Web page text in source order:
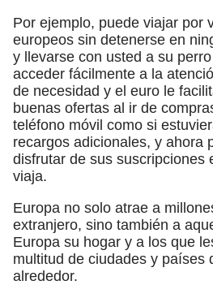
Por ejemplo, puede viajar por
europeos sin detenerse en
y llevarse con usted a su
acceder fácilmente a la
de necesidad y el euro le
buenas ofertas al ir de
teléfono móvil como si
recargos adicionales, y ahora
disfrutar de sus suscripciones
viaja.
Europa no solo atrae a
extranjero, sino también a
Europa su hogar y a los que
multitud de ciudades y países
alrededor.